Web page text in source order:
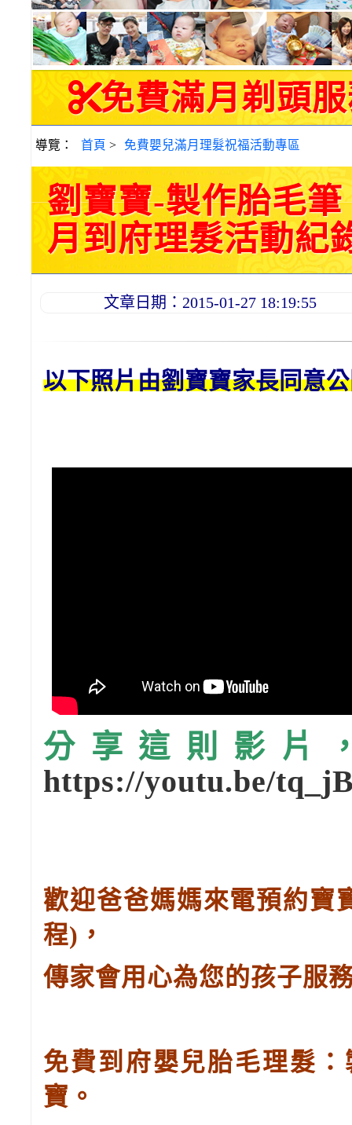
免費滿月剃頭服
導覽： 首頁 > 免費嬰兒滿月理髮祝福活動專區
劉寶寶-製作胎毛
月到府理髮活動紀
文章日期：2015-01-27 18:19:55
以下照片由劉寶寶家長同意
分享這則影片
https://youtu.be/
歡迎爸爸媽媽來電預約寶
程) ，
傳家會用心為您的孩子服
免費到府嬰兒胎毛理髮
寶。